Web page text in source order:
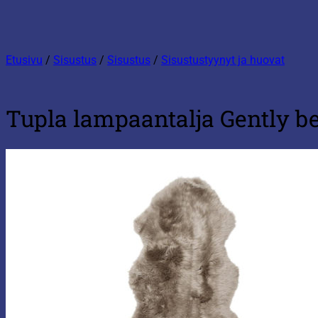
Etusivu / Sisustus / Sisustus / Sisustustyynyt ja huovat
Tupla lampaantalja Gently